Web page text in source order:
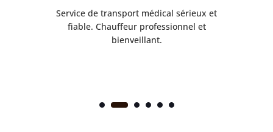
Service de transport médical sérieux et
fiable. Chauffeur professionnel et
bienveillant.